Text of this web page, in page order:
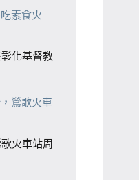
素食火
彰化基督教
鶯歌火車
火車站周